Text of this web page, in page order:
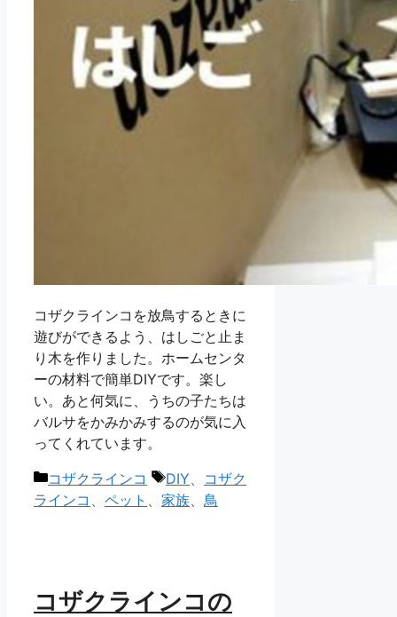
コザクラインコを放鳥するときに
遊びができるよう、はしごと止ま
り木を作りました。ホームセンタ
ーの材料で簡単DIYです。楽し
い。あと何気に、うちの子たちは
バルサをかみかみするのが気に入
ってくれています。
カ
テ
コザクラインコ
タ
グ
DIY、 コザク
ラインコ 、 ペット 、 家族、 鳥
コザクラインコの